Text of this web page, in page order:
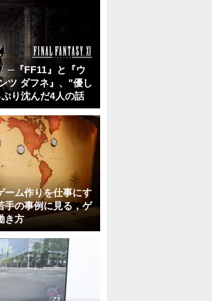
─『FF11』と『ウ
ツ ダフネ』、"優し
り沈んだ4人の話
ーム作りを仕事にす
手の事例に見る，ゲ
き方